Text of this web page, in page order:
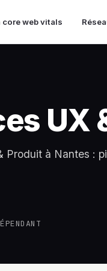
web vitals
UX
Produit à Nantes :